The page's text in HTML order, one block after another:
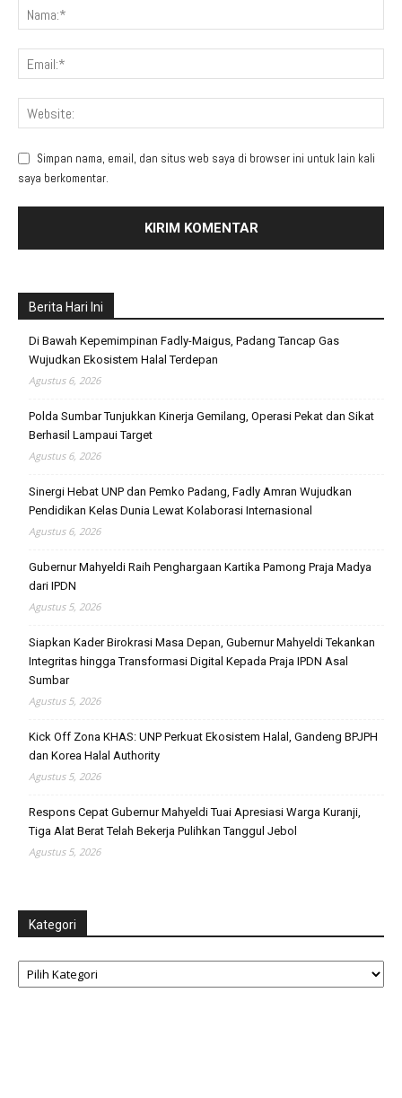
Simpan nama, email, dan situs web saya di browser ini untuk lain kali
saya berkomentar.
Berita Hari Ini
Di Bawah Kepemimpinan Fadly-Maigus, Padang Tancap Gas
Wujudkan Ekosistem Halal Terdepan
Agustus 6, 2026
Polda Sumbar Tunjukkan Kinerja Gemilang, Operasi Pekat dan Sikat
Berhasil Lampaui Target
Agustus 6, 2026
Sinergi Hebat UNP dan Pemko Padang, Fadly Amran Wujudkan
Pendidikan Kelas Dunia Lewat Kolaborasi Internasional
Agustus 6, 2026
Gubernur Mahyeldi Raih Penghargaan Kartika Pamong Praja Madya
dari IPDN
Agustus 5, 2026
Siapkan Kader Birokrasi Masa Depan, Gubernur Mahyeldi Tekankan
Integritas hingga Transformasi Digital Kepada Praja IPDN Asal
Sumbar
Agustus 5, 2026
Kick Off Zona KHAS: UNP Perkuat Ekosistem Halal, Gandeng BPJPH
dan Korea Halal Authority
Agustus 5, 2026
Respons Cepat Gubernur Mahyeldi Tuai Apresiasi Warga Kuranji,
Tiga Alat Berat Telah Bekerja Pulihkan Tanggul Jebol
Agustus 5, 2026
Kategori
Kategori